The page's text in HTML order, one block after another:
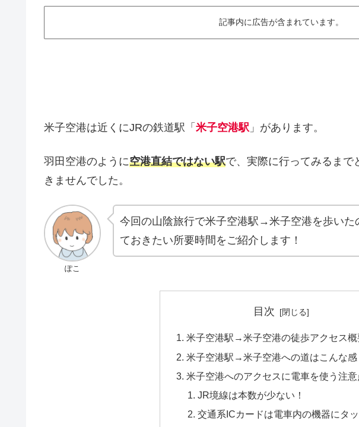
記事内に広告が含まれています。
米子空港は近くにJRの鉄道駅「 米子空港駅 」があります。
羽田空港のように空港直結ではない駅で、実際に行ってみるまで
きませんでした。
ぽこ
今回の山陰旅行で米子空港駅→米子空港を歩いた
ておきたい所要時間をご紹介します！
目次
米子空港駅→米子空港の徒歩アクセス概
米子空港駅→米子空港への道はこんな感
米子空港へのアクセスに電車を使う注意
JR境線は本数が少ない！
交通系ICカードは電車内の機器にタッ